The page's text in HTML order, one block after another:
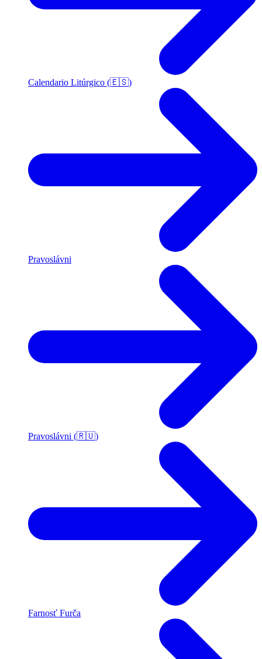
Calendario Litúrgico (🇪🇸)
Pravoslávni
Pravoslávni (🇷🇺)
Farnosť Furča